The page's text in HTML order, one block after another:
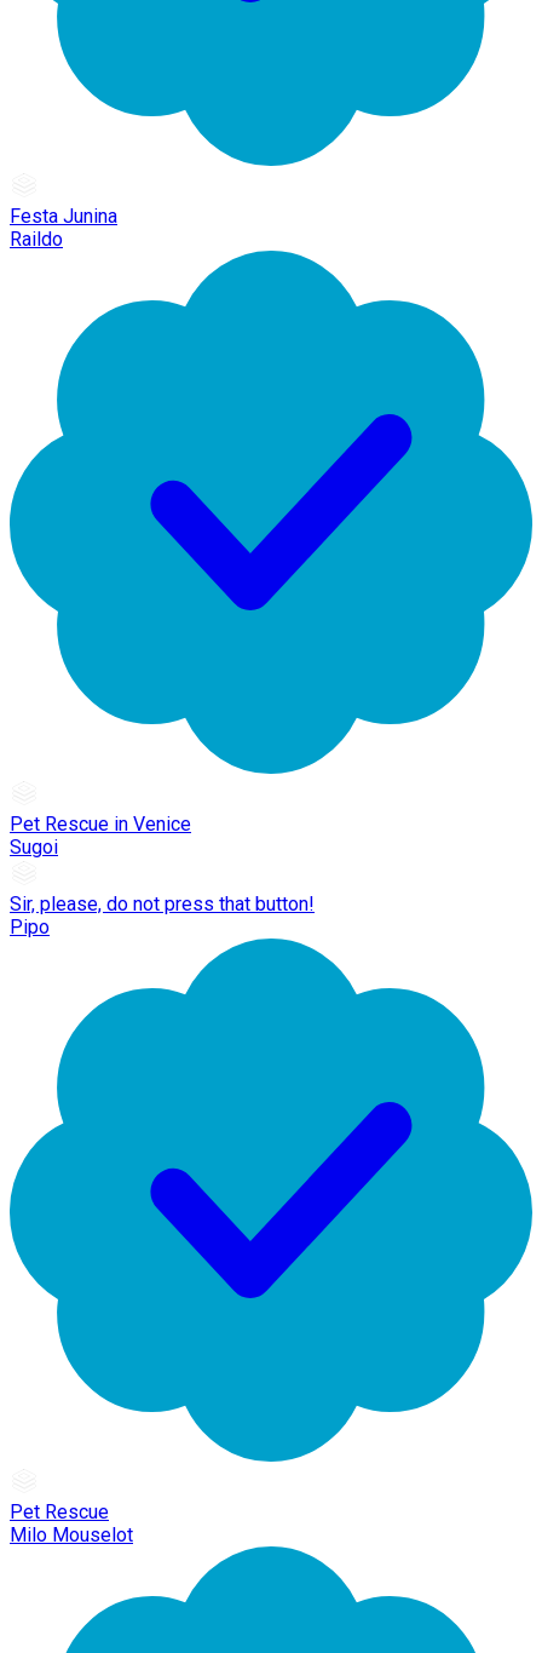
Festa Junina
Raildo
Pet Rescue in Venice
Sugoi
Sir, please, do not press that button!
Pipo
Pet Rescue
Milo Mouselot